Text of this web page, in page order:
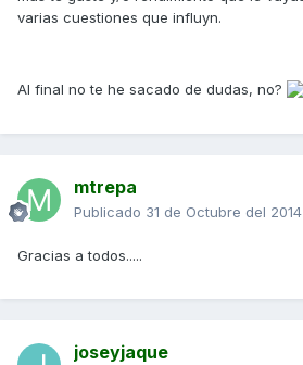
varias cuestiones que influyn.
Al final no te he sacado de dudas, no?
mtrepa
Publicado 31 de Octubre del 2014
Gracias a todos.....
joseyjaque